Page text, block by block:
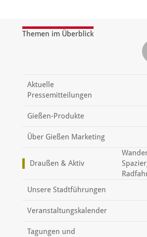
Themen im Überblick
Aktuelle
Pressemitteilungen
Gießen-Produkte
Über Gießen Marketing
Draußen & Aktiv
Unsere Stadtführungen
Veranstaltungskalender
Tagungen und